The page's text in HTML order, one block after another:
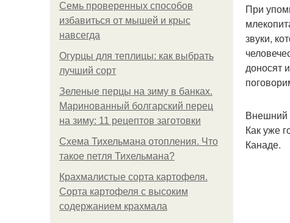
Семь проверенных способов
избавиться от мышей и крыс
навсегда
Огурцы для теплицы: как выбрать
лучший сорт
Зеленые перцы на зиму в банках.
Маринованный болгарский перец
на зиму: 11 рецептов заготовки
Схема Тихельмана отопления. Что
такое петля Тихельмана?
Крахмалистые сорта картофеля.
Сорта картофеля с высоким
содержанием крахмала
При
звуки,
доносят
Внешний
Как уже
Канаде.